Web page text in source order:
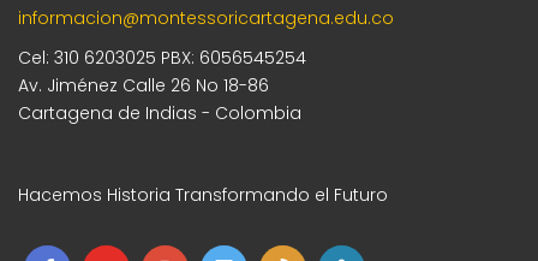
informacion@montessoricartagena.edu.co
Cel: 310 6203025 PBX: 6056545254
Av. Jiménez Calle 26 No 18-86
Cartagena de Indias - Colombia
Hacemos Historia Transformando el Futuro